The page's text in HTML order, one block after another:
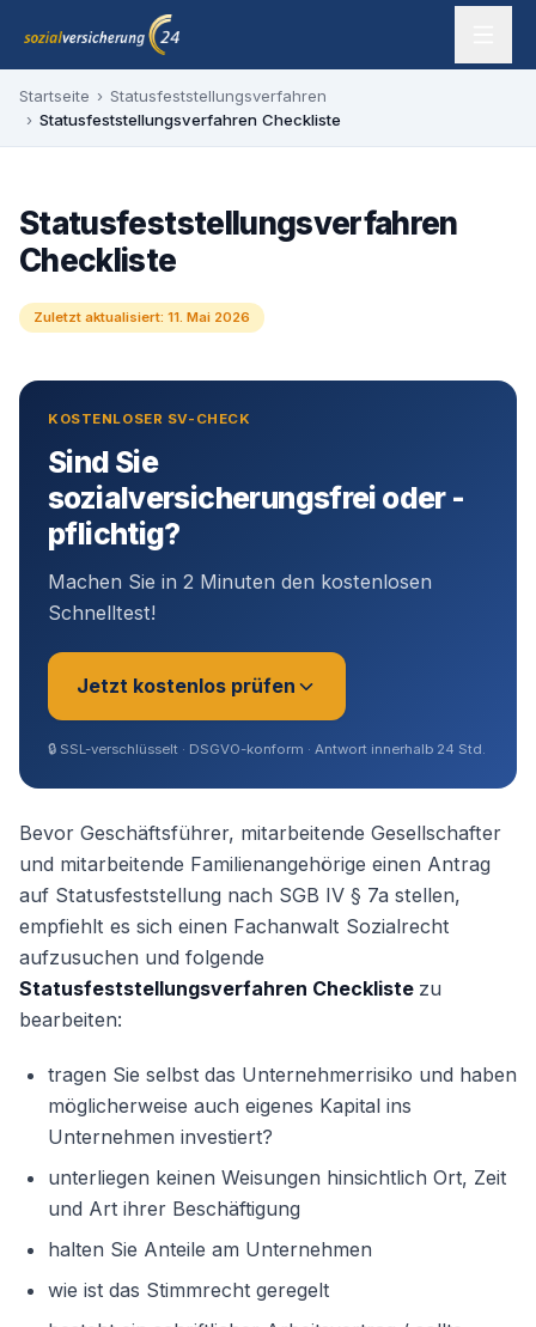
Zum Inhalt springen
sozialversicherung24 — Ihr Experte für SV-Befreiung
Startseite › Statusfeststellungsverfahren
› Statusfeststellungsverfahren Checkliste
Statusfeststellungsverfahren
Checkliste
Zuletzt aktualisiert: 11. Mai 2026
KOSTENLOSER SV-CHECK
Sind Sie
sozialversicherungsfrei oder -
pflichtig?
Machen Sie in 2 Minuten den kostenlosen
Schnelltest!
Jetzt kostenlos prüfen
Sie sind? *
Geschäftsführer (Angestellt /
Gesellschafter)
Selbstständig / Unternehmer
Angestellter
🔒 SSL-verschlüsselt · DSGVO-konform · Antwort innerhalb 24 Std.
Bevor Geschäftsführer, mitarbeitende Gesellschafter
und mitarbeitende Familienangehörige einen Antrag
auf Statusfeststellung nach SGB IV § 7a stellen,
empfiehlt es sich einen Fachanwalt Sozialrecht
aufzusuchen und folgende
Statusfeststellungsverfahren Checkliste zu
bearbeiten:
tragen Sie selbst das Unternehmerrisiko und haben
möglicherweise auch eigenes Kapital ins
Unternehmen investiert?
unterliegen keinen Weisungen hinsichtlich Ort, Zeit
und Art ihrer Beschäftigung
halten Sie Anteile am Unternehmen
wie ist das Stimmrecht geregelt